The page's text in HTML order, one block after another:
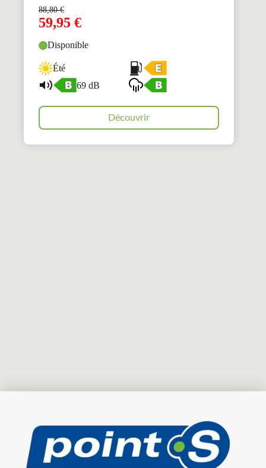
88,80€
59,95 €
Disponible
Été
69 dB
Découvrir